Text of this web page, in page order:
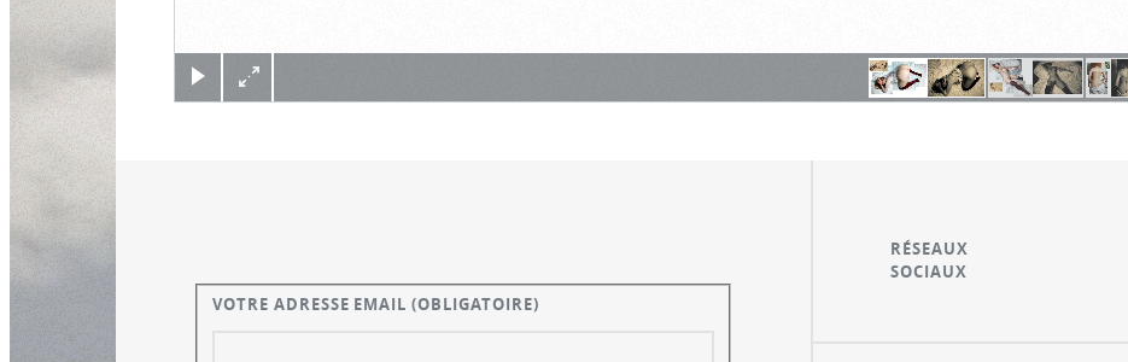
(c) Didier Gualeni
VOTRE ADRESSE EMAIL(OBLIGATOIRE)
RÉSEAUX
SOCIAUX